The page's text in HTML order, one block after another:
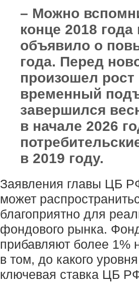
– Можно
конце 2018
объявило о
года. Перед
произошел
временный
завершился
в начале 2026
в 2019 году.
Заявления главы ЦБ
может
благоприятно для
фондового рынка.
прибавляют более 1%
в том, до какого
ключевая ставка ЦБ